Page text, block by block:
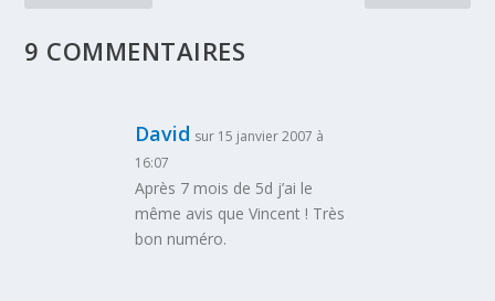
9 COMMENTAIRES
David sur 15 janvier 2007 à
16:07
Après 7 mois de 5d j’ai le
même avis que Vincent ! Très
bon numéro.